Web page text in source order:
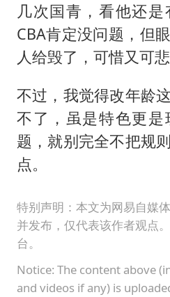
几次国青，看他还
CBA肯定没问题，但
人给毁了，可惜又可悲
不过，我觉得改年龄
不了，虽是特色更
题，就别完全不把规
点。
特别声明：本文为网易自媒
并发布，仅代表该作者观点
台。
Notice: The content above
and videos if any) is